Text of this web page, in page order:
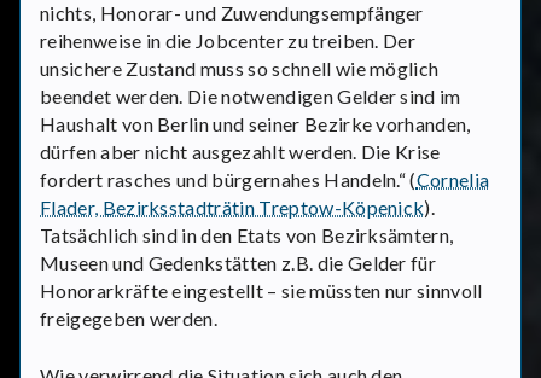
nichts, Honorar- und Zuwendungsempfänger
reihenweise in die Jobcenter zu treiben. Der
unsichere Zustand muss so schnell wie möglich
beendet werden. Die notwendigen Gelder sind im
Haushalt von Berlin und seiner Bezirke vorhanden,
dürfen aber nicht ausgezahlt werden. Die Krise
fordert rasches und bürgernahes Handeln.“ (Cornelia
Flader, Bezirksstadträtin Treptow-Köpenick).
Tatsächlich sind in den Etats von Bezirksämtern,
Museen und Gedenkstätten z.B. die Gelder für
Honorarkräfte eingestellt – sie müssten nur sinnvoll
freigegeben werden.